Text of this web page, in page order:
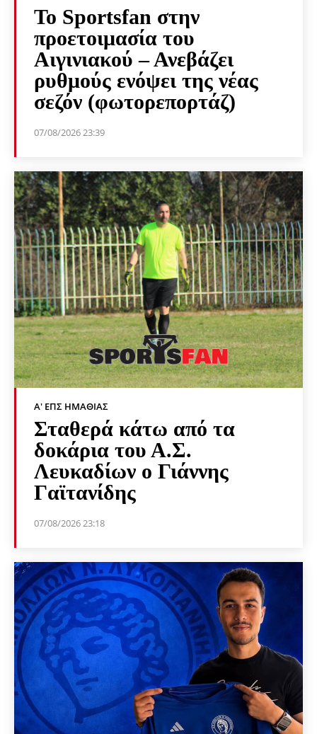
Το Sportsfan στην
προετοιμασία του
Αιγινιακού – Ανεβάζει
ρυθμούς ενόψει της νέας
σεζόν (φωτορεπορτάζ)
07/08/2026 23:39
Α' ΕΠΣ ΗΜΑΘΊΑΣ
Σταθερά κάτω από τα
δοκάρια του Α.Σ.
Λευκαδίων ο Γιάννης
Γαϊτανίδης
07/08/2026 23:18